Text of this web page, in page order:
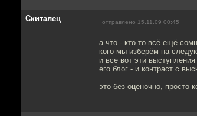
Скиталец отправлено 15.11.09 00:45
а что - кто-то всё ещё
кого мы изберём на
и все вот эти
его блог - и контраст с
это без оценочно, просто